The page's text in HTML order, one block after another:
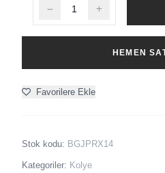
HEMEN
Favorilere Ekle
Stok kodu: BGJPRX14
Kategoriler: Kolye